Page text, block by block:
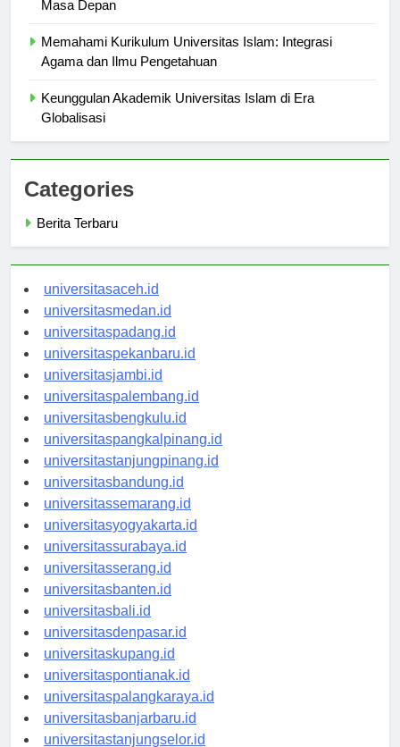
Memahami Kurikulum Universitas Islam: Integrasi
Keunggulan Akademik Universitas Islam di Era
Categories
universitasaceh.id
universitasmedan.id
universitaspadang.id
universitaspekanbaru.id
universitasjambi.id
universitaspalembang.id
universitasbengkulu.id
universitaspangkalpinang.id
universitastanjungpinang.id
universitasbandung.id
universitassemarang.id
universitasyogyakarta.id
universitassurabaya.id
universitasserang.id
universitasbanten.id
universitasbali.id
universitasdenpasar.id
universitaskupang.id
universitaspontianak.id
universitaspalangkaraya.id
universitasbanjarbaru.id